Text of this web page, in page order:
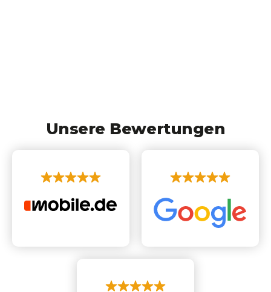
Unsere Bewertungen